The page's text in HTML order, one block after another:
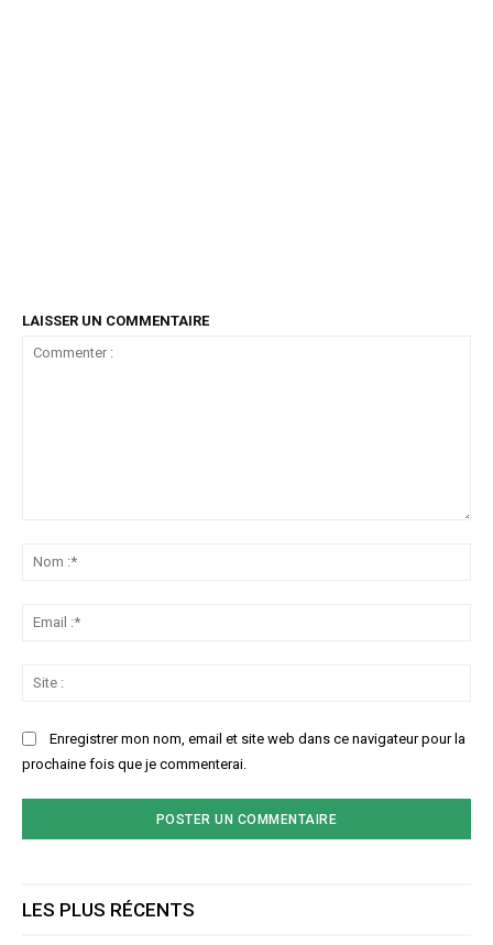
LAISSER UN COMMENTAIRE
Enregistrer mon nom, email et site web dans ce navigateur pour la
prochaine fois que je commenterai.
LES PLUS RÉCENTS